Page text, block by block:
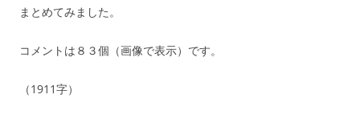
まとめてみました。
コメントは８３個（画像で表示）です。
（1911字）